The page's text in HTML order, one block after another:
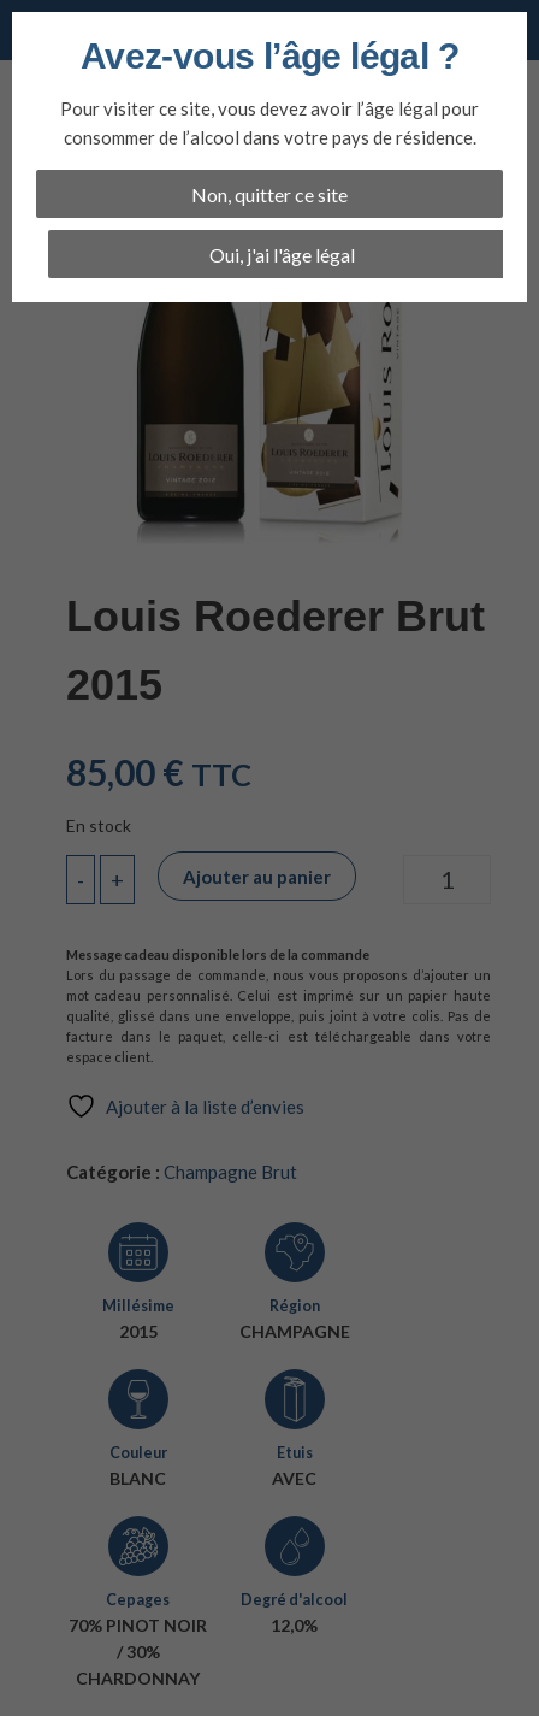
Louis Roederer Brut
2015
85,00€ TTC
En stock
- Quantité
+ Ajouter au panier
Message cadeau disponible lors de la commande
Lors du passage de commande, nous vous proposons d’ajouter un
mot cadeau personnalisé. Celui est imprimé sur un papier haute
qualité, glissé dans une enveloppe, puis joint à votre colis. Pas de
facture dans le paquet, celle-ci est téléchargeable dans votre
espace client.
Ajouter à la liste d’envies
Catégorie : Champagne Brut
Millésime
2015
Région
CHAMPAGNE
Couleur
BLANC
Etuis
AVEC
Cepages
70% PINOT NOIR
/ 30%
CHARDONNAY
Degré d'alcool
12,0%
Avez-vous l’âge légal ?
Pour visiter ce site, vous devez avoir l’âge légal pour
consommer de l’alcool dans votre pays de résidence.
Non, quitter ce site
Oui, j'ai l'âge légal